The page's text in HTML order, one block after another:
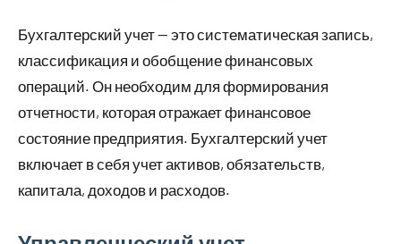
Бухгалтерский учет — это систематическая запись,
классификация и обобщение финансовых
операций. Он необходим для формирования
отчетности, которая отражает финансовое
состояние предприятия. Бухгалтерский учет
включает в себя учет активов, обязательств,
капитала, доходов и расходов.